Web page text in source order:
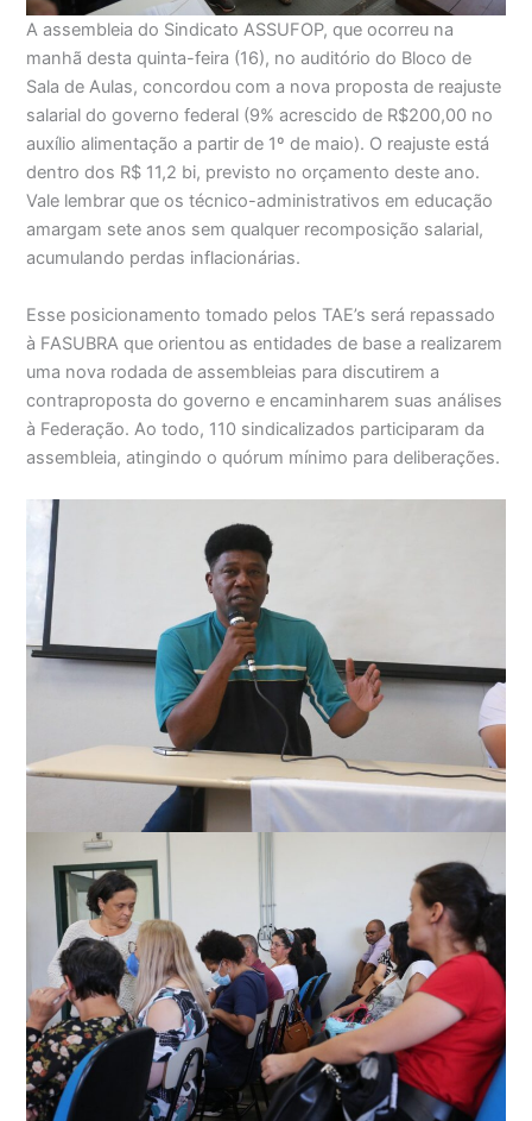
A assembleia do Sindicato ASSUFOP, que ocorreu na
manhã desta quinta-feira (16), no auditório do Bloco de
Sala de Aulas, concordou com a nova proposta de reajuste
salarial do governo federal (9% acrescido de R$200,00 no
auxílio alimentação a partir de 1º de maio). O reajuste está
dentro dos R$ 11,2 bi, previsto no orçamento deste ano.
Vale lembrar que os técnico-administrativos em educação
amargam sete anos sem qualquer recomposição salarial,
acumulando perdas inflacionárias.
Esse posicionamento tomado pelos TAE’s será repassado
à FASUBRA que orientou as entidades de base a realizarem
uma nova rodada de assembleias para discutirem a
contraproposta do governo e encaminharem suas análises
à Federação. Ao todo, 110 sindicalizados participaram da
assembleia, atingindo o quórum mínimo para deliberações.